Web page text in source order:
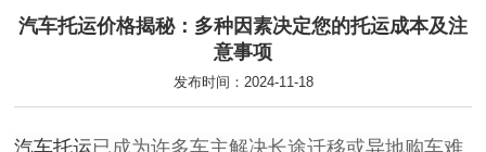
汽车托运价格揭秘：多种因素决定您的托运成本及注
意事项
发布时间：2024-11-18
汽车托运已成为许多车主解决长途迁移或异地购车难